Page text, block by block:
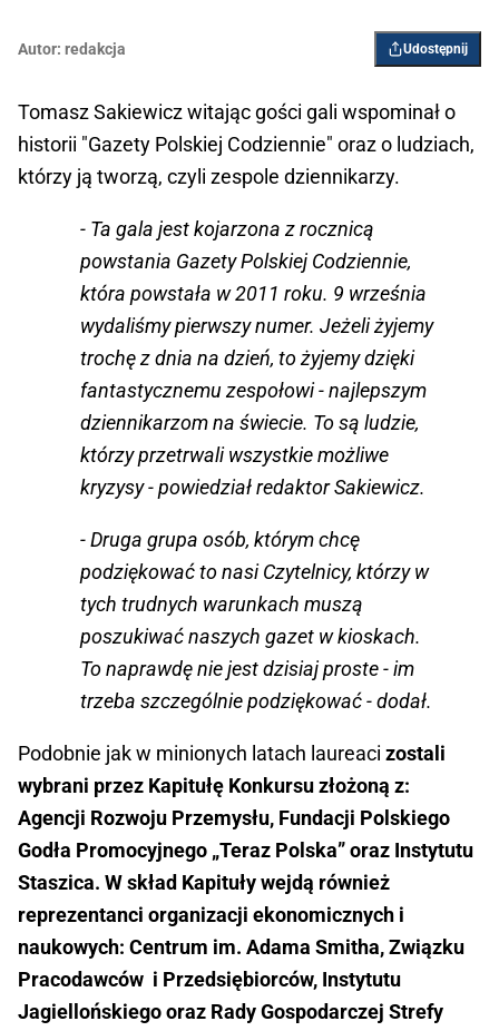
Autor: redakcja Udostępnij
Tomasz Sakiewicz witając gości gali wspominał o
historii "Gazety Polskiej Codziennie" oraz o ludziach,
którzy ją tworzą, czyli zespole dziennikarzy.
- Ta gala jest kojarzona z rocznicą
powstania Gazety Polskiej Codziennie,
która powstała w 2011 roku. 9 września
wydaliśmy pierwszy numer. Jeżeli żyjemy
trochę z dnia na dzień, to żyjemy dzięki
fantastycznemu zespołowi - najlepszym
dziennikarzom na świecie. To są ludzie,
którzy przetrwali wszystkie możliwe
kryzysy - powiedział redaktor Sakiewicz.
- Druga grupa osób, którym chcę
podziękować to nasi Czytelnicy, którzy w
tych trudnych warunkach muszą
poszukiwać naszych gazet w kioskach.
To naprawdę nie jest dzisiaj proste - im
trzeba szczególnie podziękować - dodał.
Podobnie jak w minionych latach laureaci zostali
wybrani przez Kapitułę Konkursu złożoną z:
Agencji Rozwoju Przemysłu, Fundacji Polskiego
Godła Promocyjnego „Teraz Polska” oraz Instytutu
Staszica. W skład Kapituły wejdą również
reprezentanci organizacji ekonomicznych i
naukowych: Centrum im. Adama Smitha, Związku
Pracodawców i Przedsiębiorców, Instytutu
Jagiellońskiego oraz Rady Gospodarczej Strefy